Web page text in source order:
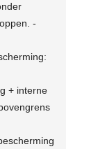
-
+ interne